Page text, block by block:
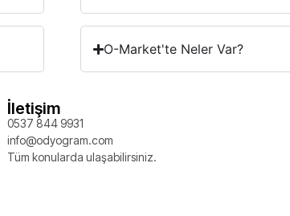
O-Market'te Neler Var?
İletişim
0537 844 9931
info@odyogram.com
Tüm konularda ulaşabilirsiniz.